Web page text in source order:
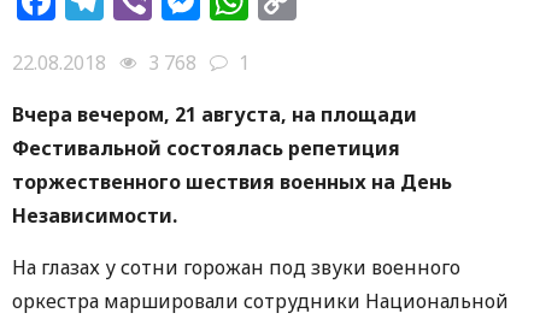
22.08.2018 3 768
1
Вчера вечером, 21 августа, на площади
Фестивальной состоялась репетиция
торжественного шествия военных на День
Независимости.
На глазах у сотни горожан под звуки военного
оркестра маршировали сотрудники Национальной